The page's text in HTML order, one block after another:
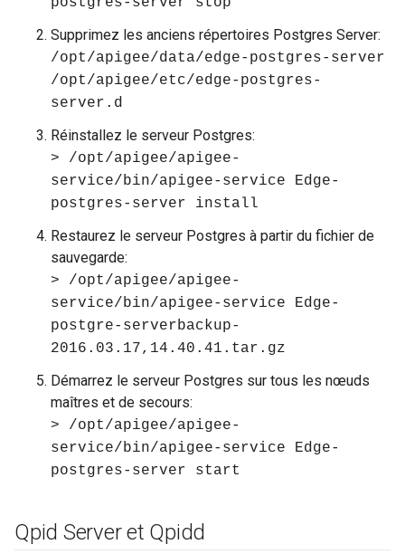
Supprimez les anciens répertoires Postgres Server:
/opt/apigee/data/edge-postgres-server
/opt/apigee/etc/edge-postgres-
server.d
Réinstallez le serveur Postgres:
> /opt/apigee/apigee-
service/bin/apigee-service Edge-
postgres-server install
Restaurez le serveur Postgres à partir du fichier de
sauvegarde:
> /opt/apigee/apigee-
service/bin/apigee-service Edge-
postgre-serverbackup-
2016.03.17,14.40.41.tar.gz
Démarrez le serveur Postgres sur tous les nœuds
maîtres et de secours:
> /opt/apigee/apigee-
service/bin/apigee-service Edge-
postgres-server start
Qpid Server et Qpidd